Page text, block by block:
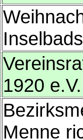
1920
Menne